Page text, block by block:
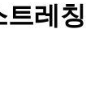
트레칭